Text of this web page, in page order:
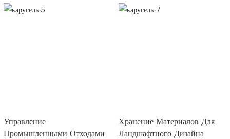
Управление
Промышленными Отходами
Хранение Материалов Для
Ландшафтного Дизайна